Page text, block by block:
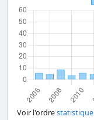
Voir l'ordrestatistique